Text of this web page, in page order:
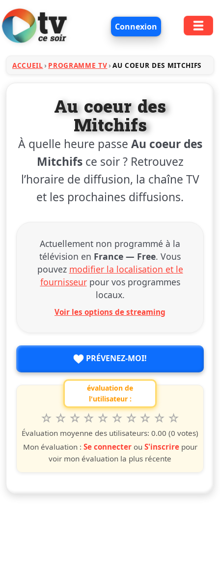
Connexion
ACCUEIL PROGRAMME TV AU COEUR DES MITCHIFS
Au coeur des
Mitchifs
À quelle heure passe Au coeur des
Mitchifsce soir ? Retrouvez
l’horaire de diffusion, la chaîne TV
et les prochaines diffusions.
Actuellement non programmé à la
télévision en France — Free. Vous
pouvez modifier la localisation et le
fournisseurpour vos programmes
locaux.
Voir les options de streaming
PRÉVENEZ-MOI!
évaluation de
l'utilisateur :
questo spettacolo da 1 a 10 étoiles
10
étoiles
9
étoiles
8
étoiles
7
étoiles
6
étoiles
5
étoiles
4
étoiles
3
étoiles
2
étoiles
étoile
Évaluation moyenne des utilisateurs: 0.00 (0 votes)
Mon évaluation : Se connecterou S'inscrirepour
voir mon évaluation la plus récente